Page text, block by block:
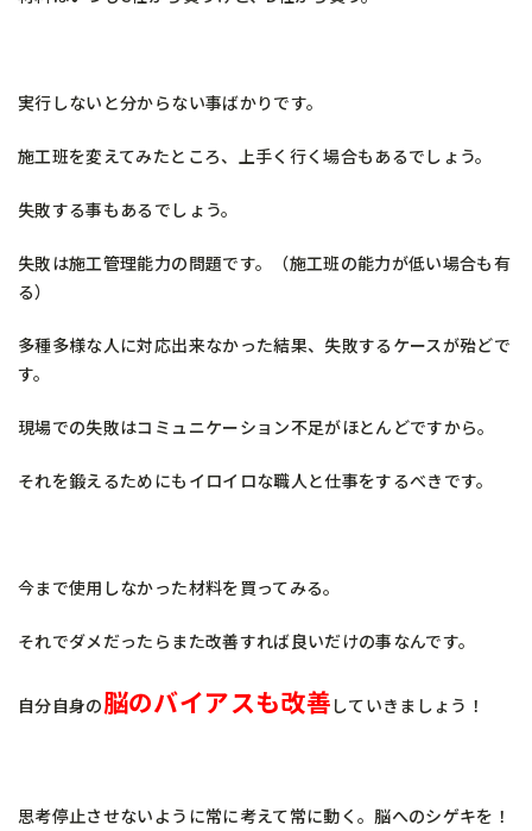
実行しないと分からない事ばかりです。
施工班を変えてみたところ、上手く行く場合もあるでしょう。
失敗する事もあるでしょう。
失敗は施工管理能力の問題です。（施工班の能力が低い場合も有
る）
多種多様な人に対応出来なかった結果、失敗するケースが殆どで
す。
現場での失敗はコミュニケーション不足がほとんどですから。
それを鍛えるためにもイロイロな職人と仕事をするべきです。
今まで使用しなかった材料を買ってみる。
それでダメだったらまた改善すれば良いだけの事なんです。
自分自身の脳のバイアスも改善 していきましょう！
思考停止させないように常に考えて常に動く。脳へのシゲキを！